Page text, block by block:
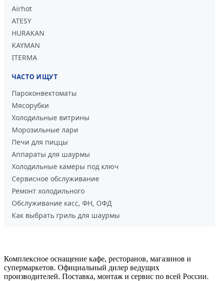
Airhot
ATESY
HURAKAN
KAYMAN
ITERMA
ЧАСТО ИЩУТ
Пароконвектоматы
Мясорубки
Холодильные витрины
Морозильные лари
Печи для пиццы
Аппараты для шаурмы
Холодильные камеры под ключ
Сервисное обслуживание
Ремонт холодильного
Обслуживание касс, ФН, ОФД
Как выбрать гриль для шаурмы
Комплексное оснащение кафе, ресторанов, магазинов и
супермаркетов. Официальный дилер ведущих
производителей. Поставка, монтаж и сервис по всей России.